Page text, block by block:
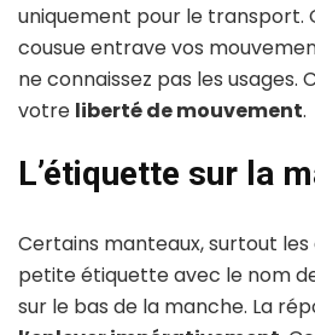
uniquement pour le transport.
cousue entrave vos
ne connaissez pas les usages.
votre liberté de mouvement.
L’étiquette sur la
Certains manteaux, surtout
petite étiquette avec le nom
sur le bas de la manche. La